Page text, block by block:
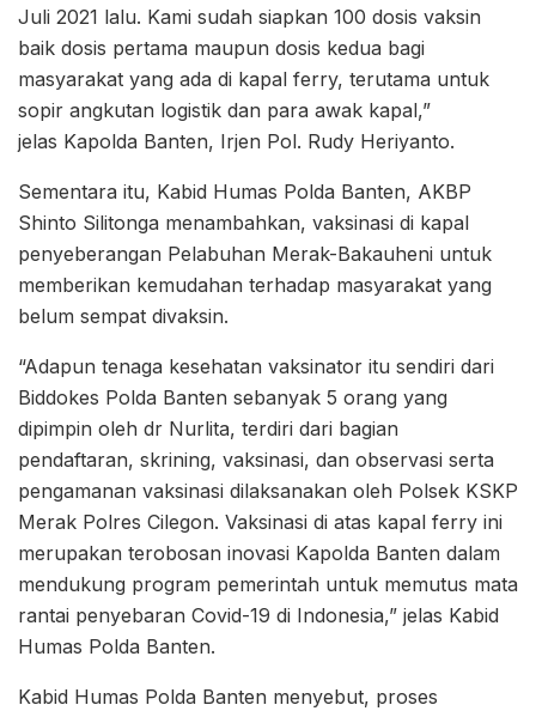
Juli 2021 lalu. Kami sudah siapkan 100 dosis vaksin
baik dosis pertama maupun dosis kedua bagi
masyarakat yang ada di kapal ferry, terutama untuk
sopir angkutan logistik dan para awak kapal,”
jelas Kapolda Banten, Irjen Pol. Rudy Heriyanto.
Sementara itu, Kabid Humas Polda Banten, AKBP
Shinto Silitonga menambahkan, vaksinasi di kapal
penyeberangan Pelabuhan Merak-Bakauheni untuk
memberikan kemudahan terhadap masyarakat yang
belum sempat divaksin.
“Adapun tenaga kesehatan vaksinator itu sendiri dari
Biddokes Polda Banten sebanyak 5 orang yang
dipimpin oleh dr Nurlita, terdiri dari bagian
pendaftaran, skrining, vaksinasi, dan observasi serta
pengamanan vaksinasi dilaksanakan oleh Polsek KSKP
Merak Polres Cilegon. Vaksinasi di atas kapal ferry ini
merupakan terobosan inovasi Kapolda Banten dalam
mendukung program pemerintah untuk memutus mata
rantai penyebaran Covid-19 di Indonesia,” jelas Kabid
Humas Polda Banten.
Kabid Humas Polda Banten menyebut, proses